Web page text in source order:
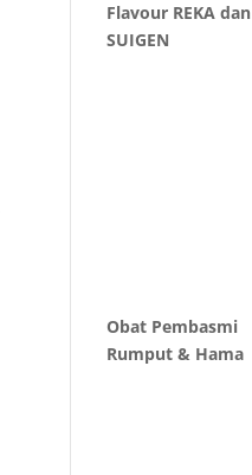
Flavour REKA dan
SUIGEN
Obat Pembasmi
Rumput & Hama